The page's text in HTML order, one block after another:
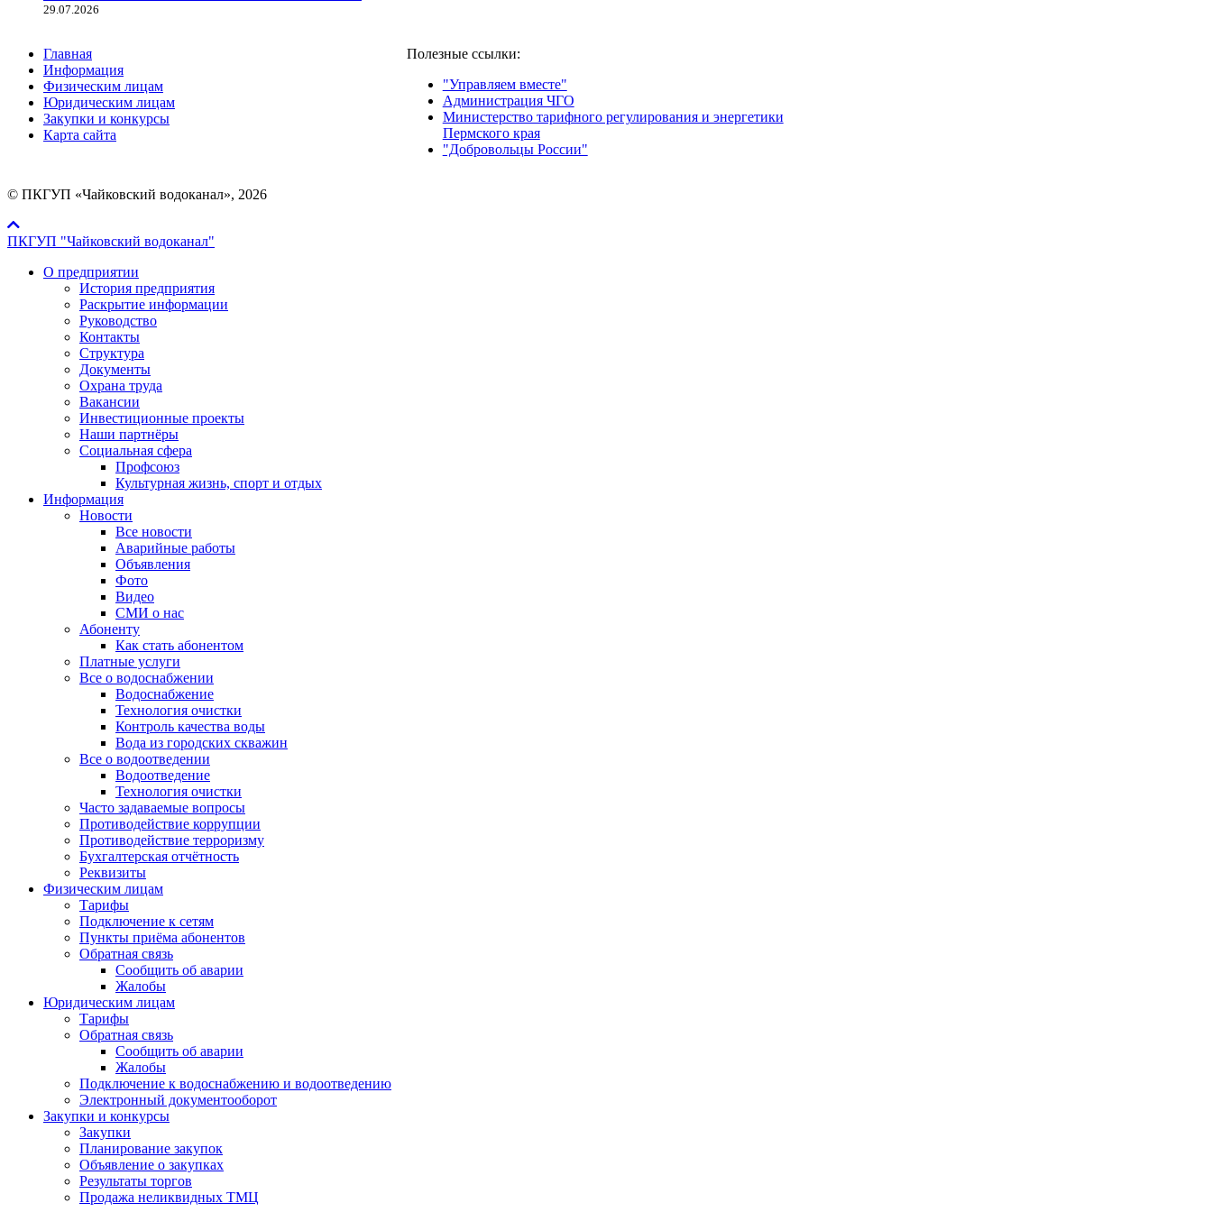
29.07.2026
Главная
Информация
Физическим лицам
Юридическим лицам
Закупки и конкурсы
Карта сайта
Полезные ссылки:
"Управляем вместе"
Администрация ЧГО
Министерство тарифного регулирования и энергетики
Пермского края
"Добровольцы России"
© ПКГУП «Чайковский водоканал», 2026
ПКГУП "Чайковский водоканал"
О предприятии
История предприятия
Раскрытие информации
Руководство
Контакты
Структура
Документы
Охрана труда
Вакансии
Инвестиционные проекты
Наши партнёры
Социальная сфера
Профсоюз
Культурная жизнь, спорт и отдых
Информация
Новости
Все новости
Аварийные работы
Объявления
Фото
Видео
СМИ о нас
Абоненту
Как стать абонентом
Платные услуги
Все о водоснабжении
Водоснабжение
Технология очистки
Контроль качества воды
Вода из городских скважин
Все о водоотведении
Водоотведение
Технология очистки
Часто задаваемые вопросы
Противодействие коррупции
Противодействие терроризму
Бухгалтерская отчётность
Реквизиты
Физическим лицам
Тарифы
Подключение к сетям
Пункты приёма абонентов
Обратная связь
Сообщить об аварии
Жалобы
Юридическим лицам
Тарифы
Обратная связь
Сообщить об аварии
Жалобы
Подключение к водоснабжению и водоотведению
Электронный документооборот
Закупки и конкурсы
Закупки
Планирование закупок
Объявление о закупках
Результаты торгов
Продажа неликвидных ТМЦ